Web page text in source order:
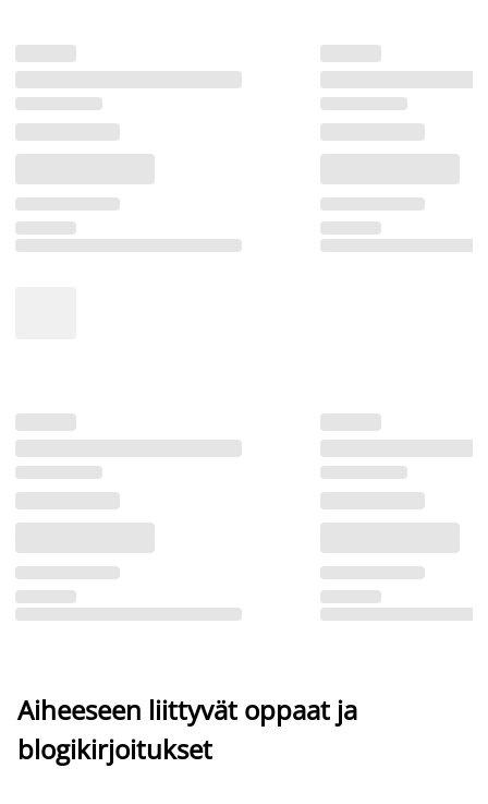
Aiheeseen liittyvät oppaat ja
blogikirjoitukset